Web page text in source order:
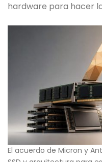
hardware para hacer
El acuerdo de Micron y